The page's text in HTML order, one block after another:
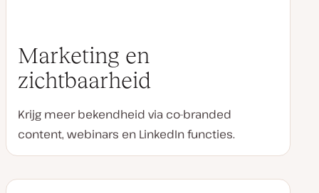
Marketing en
zichtbaarheid
Krijg meer bekendheid via co-branded
content, webinars en LinkedIn functies.